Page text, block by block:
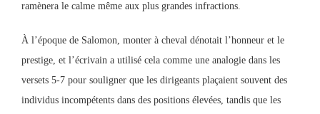
ramènera le calme même aux plus grandes infractions.
À l’époque de Salomon, monter à cheval dénotait l’honneur et le
prestige, et l’écrivain a utilisé cela comme une analogie dans les
versets 5-7 pour souligner que les dirigeants plaçaient souvent des
individus incompétents dans des positions élevées, tandis que les